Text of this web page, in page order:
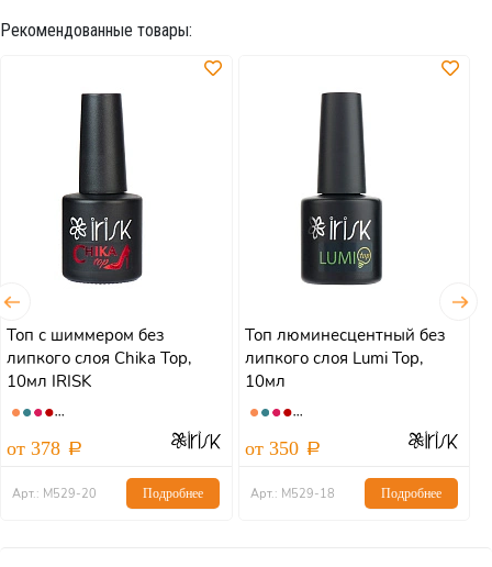
Выберите свой Air Top:
- мультиколор
- с эффектом голографического перелива (радужного)
Air Top – уникальный продукт, впервые представленный на
российском рынке! Топ украсит любой цвет и оттенок в вашей
коллекции гель-лаков и откроет новые горизонты
оригинальных творческих идей.
Рекомендованные товары:
Топ с шиммером без
липкого слоя Chika Top,
10мл IRISK
от 378
Арт.: М529-20 Подробнее
Топ люминесцентный без
липкого слоя Lumi Top,
10мл
от 350
Арт.: М529-18 Подробнее